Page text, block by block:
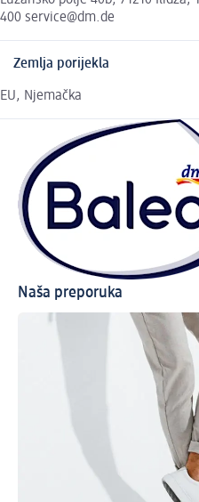
400 service@dm.de
Zemlja porijekla
EU, Njemačka
Naša preporuka